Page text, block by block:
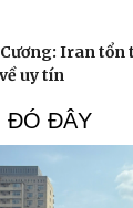
Iran tổn
uy tín
ĐÓ ĐÂY